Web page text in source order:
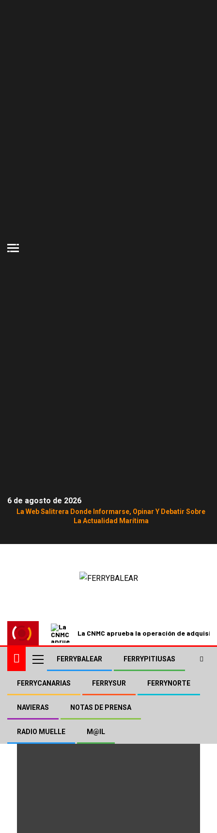
6 de agosto de 2026
La Web Salitrera Donde Informarse, Opinar Y Debatir Sobre
La Actualidad Marítima
La CNMC aprueba la operación de
FERRYBALEAR FERRYPITIUSAS
FERRYCANARIAS FERRYSUR FERRYNORTE
NAVIERAS NOTAS DE PRENSA
RADIO MUELLE M@IL
Palma